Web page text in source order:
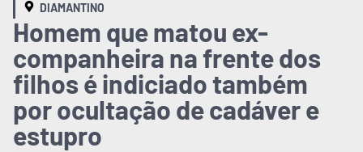
DIAMANTINO
Homem que matou ex-
companheira na frente dos
filhos é indiciado também
por ocultação de cadáver e
estupro